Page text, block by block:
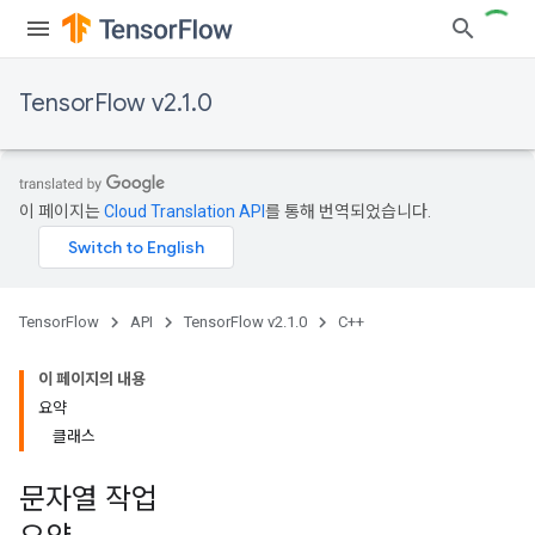
TensorFlow v2.1.0
이 페이지는Cloud Translation API 를 통해 번역되었습니다.
TensorFlow API TensorFlow v2.1.0 C++
이 페이지의 내용
요약
클래스
문자열 작업